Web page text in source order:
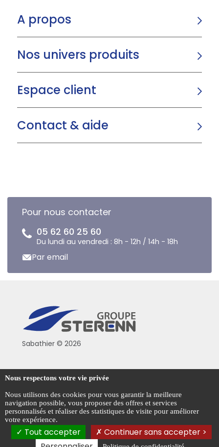
A propos
Nos univers produits
Espace client
Contact & aide
Pour nous contacter
05 62 60 25 60
Du lundi au vendredi : 8h - 12h / 14h - 18h
Par email
Sabathier © 2026
Politique de confidentialité
Conditions générales de vente
Mentions légales
Gestion des cookies
Nous respectons votre vie privée
Nous utilisons des cookies pour vous garantir la meilleure
navigation possible, vous proposer des offres et services
personnalisés et réaliser des statistiques de visite pour améliorer
votre expérience.
Tout accepter
Continuer sans accepter >